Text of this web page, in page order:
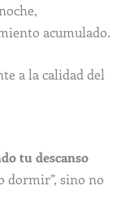
acumulado.
a la calidad del
tu descanso
dormir”, sino no